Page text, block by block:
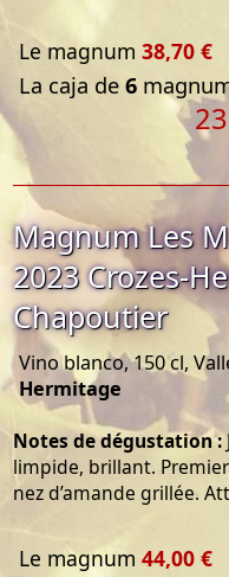
Le magnum 38,70 €
La caja de 6
Magnum Les
2023 Crozes-
Chapoutier
Vino blanco, 150 cl,
Hermitage
Notes de dégustation :
limpide, brillant.
nez d’amande grillée.
Le magnum 44,00 €